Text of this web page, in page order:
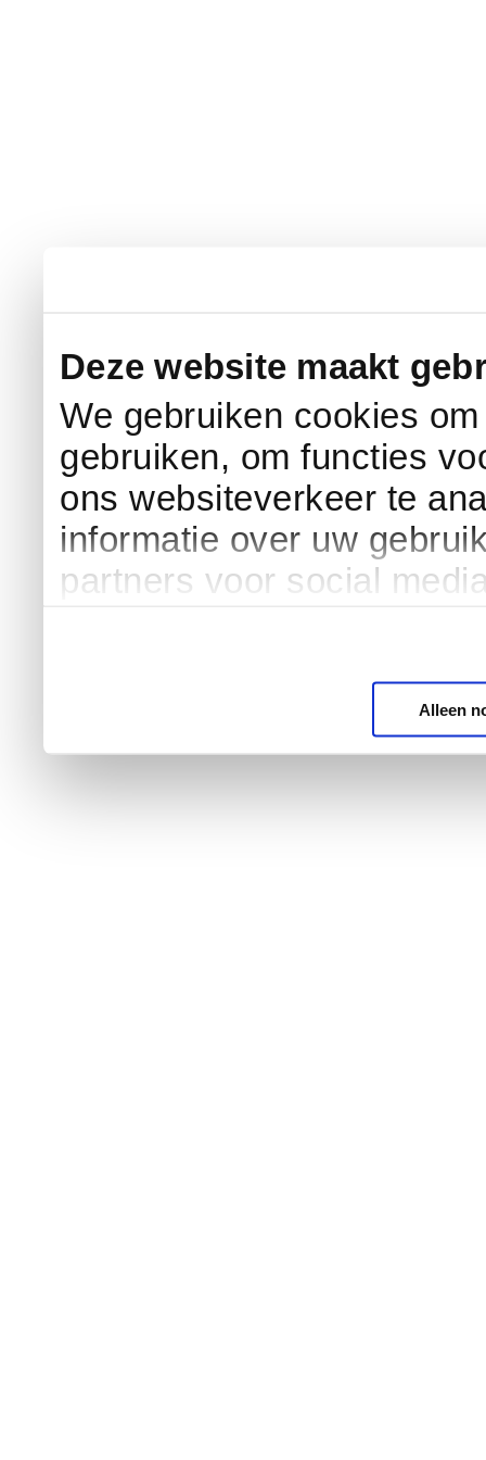
Deze website maakt
We gebruiken cookies
gebruiken, om functies
ons websiteverkeer te
informatie over uw
partners voor social
Alleen